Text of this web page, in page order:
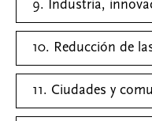
9. Industria,
10. Reducción de
11. Ciudades y